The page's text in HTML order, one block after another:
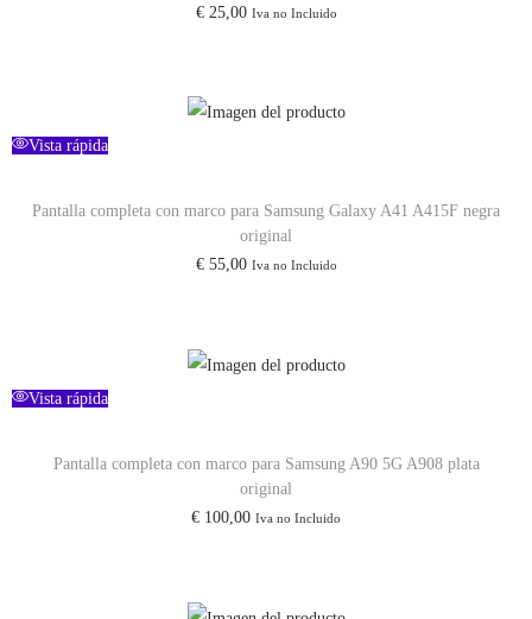
€25,00 Iva no Incluido
Vista rápida
Pantalla completa con marco para Samsung Galaxy A41 A415F negra
original
€55,00 Iva no Incluido
Vista rápida
Pantalla completa con marco para Samsung A90 5G A908 plata
original
€ 100,00 Iva no Incluido